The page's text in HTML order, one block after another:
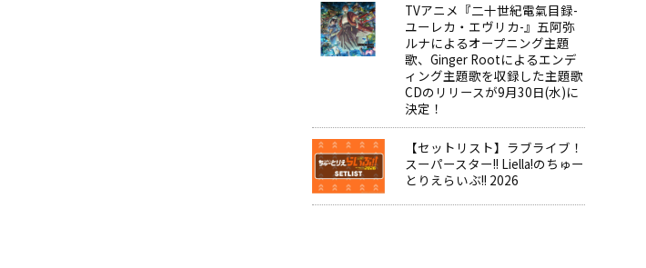
TVアニメ『二十世紀電氣目録-
ユーレカ・エヴリカ-』五阿弥
ルナによるオープニング主題
歌、Ginger Rootによるエンデ
ィング主題歌を収録した主題歌
CDのリリースが9月30日(水)に
決定！
【セットリスト】ラブライブ！
スーパースター!! Liella!のちゅー
とりえらいぶ!! 2026